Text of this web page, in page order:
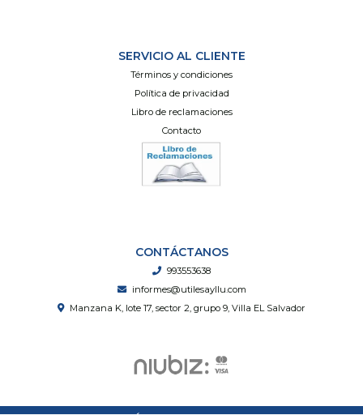
SERVICIO AL CLIENTE
Términos y condiciones
Política de privacidad
Libro de reclamaciones
Contacto
CONTÁCTANOS
993553638
informes@utilesayllu.com
Manzana K, lote 17, sector 2, grupo 9, Villa EL Salvador